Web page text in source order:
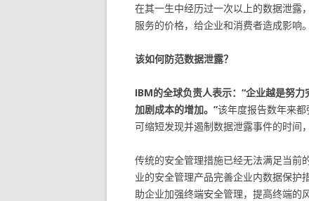
在其一生中经历过一次以上的数据泄露
服务的价格，给企业和消费者造成影响。
该如何防范数据泄露？
IBM的全球负责人表示：“企业越是努
加剧成本的增加。”该年度报告数年来
可缩短发现并遏制数据泄露事件的时间
传统的安全管理措施已经无法满足当前
业的安全管理产品完善企业内数据保护
助企业加强终端安全管理，提高终端的